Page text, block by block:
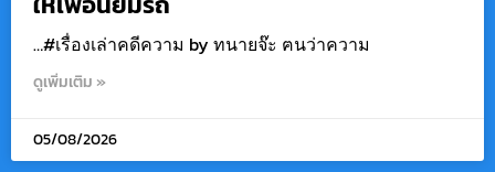
…#เรื่องเล่าคดีความ by ทนายจ๊ะ ฅนว่าความ
ดูเพิ่มเติม »
05/08/2026